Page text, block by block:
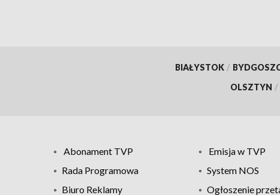
BIAŁYSTOK /
OLSZTYN /
Abonament TVP Emisja w TVP
Rada Programowa
System NOS
Biuro Reklamy
Ogłoszenie